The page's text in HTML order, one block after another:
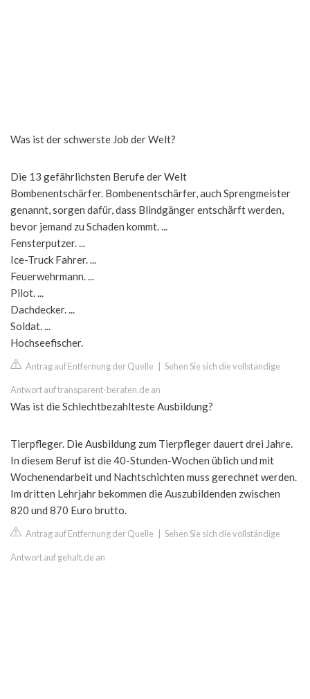
Was ist der schwerste Job der Welt?
Die 13 gefährlichsten Berufe der Welt
Bombenentschärfer. Bombenentschärfer, auch Sprengmeister
genannt, sorgen dafür, dass Blindgänger entschärft werden,
bevor jemand zu Schaden kommt. ...
Fensterputzer. ...
Ice-Truck Fahrer. ...
Feuerwehrmann. ...
Pilot. ...
Dachdecker. ...
Soldat. ...
Hochseefischer.
Antrag auf Entfernung der Quelle Sehen Sie sich die vollständige
Antwort auf transparent-beraten.de an
Was ist die Schlechtbezahlteste Ausbildung?
Tierpfleger. Die Ausbildung zum Tierpfleger dauert drei Jahre.
In diesem Beruf ist die 40-Stunden-Wochen üblich und mit
Wochenendarbeit und Nachtschichten muss gerechnet werden.
Im dritten Lehrjahr bekommen die Auszubildenden zwischen
820 und 870 Euro brutto.
Antrag auf Entfernung der Quelle Sehen Sie sich die vollständige
Antwort auf gehalt.de an